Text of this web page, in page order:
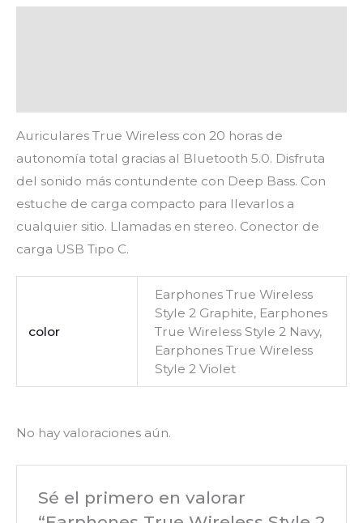
Auriculares True Wireless con 20 horas de
autonomía total gracias al Bluetooth 5.0. Disfruta
del sonido más contundente con Deep Bass. Con
estuche de carga compacto para llevarlos a
cualquier sitio. Llamadas en stereo. Conector de
carga USB Tipo C.
color
Earphones True Wireless
Style 2 Graphite, Earphones
True Wireless Style 2 Navy,
Earphones True Wireless
Style 2 Violet
No hay valoraciones aún.
Sé el primero en valorar